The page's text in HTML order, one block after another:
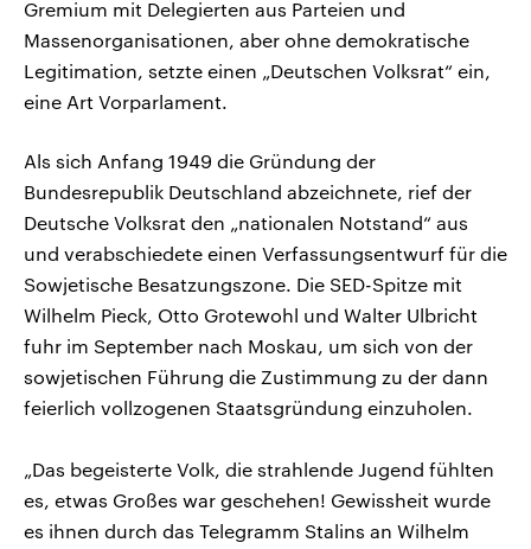
Gremium mit Delegierten aus Parteien und
Massenorganisationen, aber ohne demokratische
Legitimation, setzte einen „Deutschen Volksrat“ ein,
eine Art Vorparlament.
Als sich Anfang 1949 die Gründung der
Bundesrepublik Deutschland abzeichnete, rief der
Deutsche Volksrat den „nationalen Notstand“ aus
und verabschiedete einen Verfassungsentwurf für die
Sowjetische Besatzungszone. Die SED-Spitze mit
Wilhelm Pieck, Otto Grotewohl und Walter Ulbricht
fuhr im September nach Moskau, um sich von der
sowjetischen Führung die Zustimmung zu der dann
feierlich vollzogenen Staatsgründung einzuholen.
„Das begeisterte Volk, die strahlende Jugend fühlten
es, etwas Großes war geschehen! Gewissheit wurde
es ihnen durch das Telegramm Stalins an Wilhelm